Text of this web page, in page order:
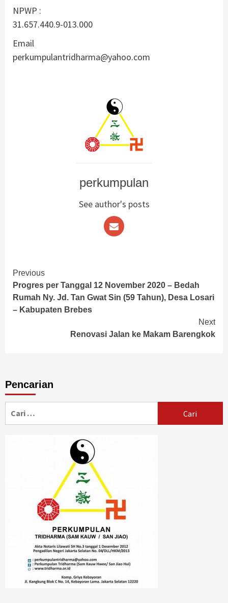
NPWP :
31.657.440.9-013.000
Email
perkumpulantridharma@yahoo.com
perkumpulan
See author's posts
Continue
Reading
Previous
Progres per Tanggal 12 November 2020 – Bedah
Rumah Ny. Jd. Tan Gwat Sin (59 Tahun), Desa Losari
– Kabupaten Brebes
Next
Renovasi Jalan ke Makam Barengkok
Pencarian